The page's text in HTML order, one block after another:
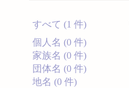
すべて (1 件)
個人名 (0 件)
家族名 (0 件)
団体名 (0 件)
地名 (0 件)